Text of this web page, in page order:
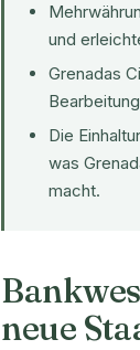
und
Grenadas
Die
was
macht.
neue